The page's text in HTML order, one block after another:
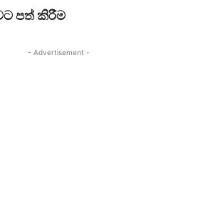
පත් කිරීම
- Advertisement -